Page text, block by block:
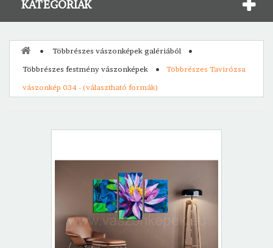
KATEGÓRIÁK
Többrészes vászonképek galériából
Többrészes festmény vászonképek
Többrészes Tavirózsa
vászonkép 034 - (választható formák)